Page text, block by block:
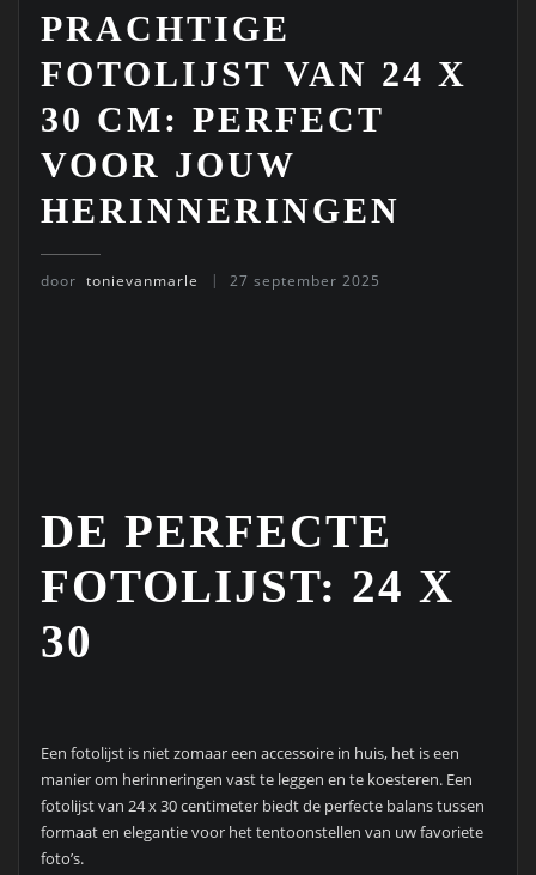
PRACHTIGE
FOTOLIJST VAN 24 X
30 CM: PERFECT
VOOR JOUW
HERINNERINGEN
door tonievanmarle 27 september 2025
DE PERFECTE
FOTOLIJST: 24 X
30
Een fotolijst is niet zomaar een accessoire in huis, het is een
manier om herinneringen vast te leggen en te koesteren. Een
fotolijst van 24 x 30 centimeter biedt de perfecte balans tussen
formaat en elegantie voor het tentoonstellen van uw favoriete
foto’s.